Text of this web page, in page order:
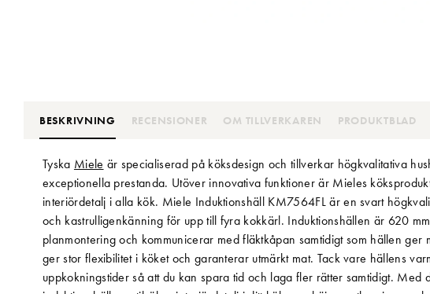
BESKRIVNING RECENSIONER OM TILLVERKAREN PRODUKTBLAD
Tyska Miele är specialiserad på köksdesign och tillverkar högkvalitativa
exceptionella prestanda. Utöver innovativa funktioner är Mieles
interiördetalj i alla kök. Miele Induktionshäll KM7564FL är en svart
och kastrulligenkänning för upp till fyra kokkärl. Induktionshällen är 620
planmontering och kommunicerar med fläktkåpan samtidigt som hällen
ger stor flexibilitet i köket och garanterar utmärkt mat. Tack vare hällens
uppkokningstider så att du kan spara tid och laga fler rätter samtidigt. Med